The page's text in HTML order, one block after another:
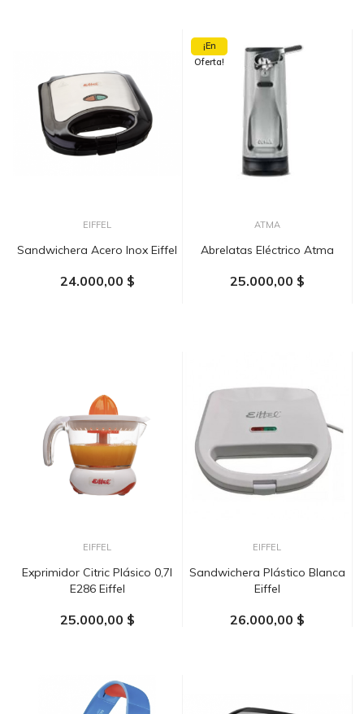
EIFFEL
Sandwichera Acero Inox Eiffel
24.000,00 $
¡En
Oferta!
ATMA
Abrelatas Eléctrico Atma
25.000,00 $
EIFFEL
Exprimidor Citric Plásico 0,7l
E286 Eiffel
25.000,00 $
EIFFEL
Sandwichera Plástico Blanca
Eiffel
26.000,00 $